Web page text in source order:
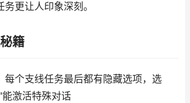
更让人印象深刻。
籍
每个支线任务最后都有隐藏选项，选
激活特殊对话